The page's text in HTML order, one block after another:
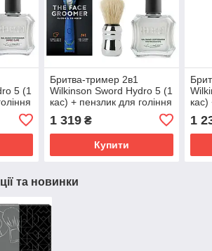
5 (1
Бритва-тример 2в1
Wilkinson Sword Hydro 5 (1
кас) + пензлик для гоління
Proraso + бальзам після
гоління Proraso Green 100
мл
1 319₴
Купити
кас)
1
та новинки